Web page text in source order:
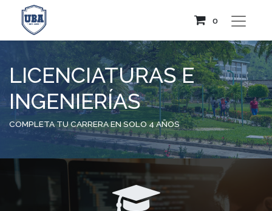
0
LICENCIATURAS E
INGENIERÍAS
COMPLETA TU CARRERA EN SOLO 4 AÑOS